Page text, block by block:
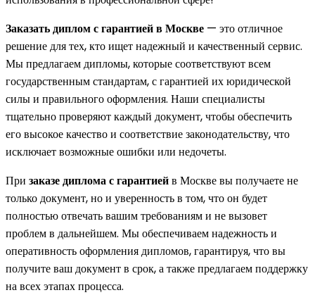
Заказать диплом с гарантией в Москве — это отличное
решение для тех, кто ищет надежный и качественный сервис.
Мы предлагаем дипломы, которые соответствуют всем
государственным стандартам, с гарантией их юридической
силы и правильного оформления. Наши специалисты
тщательно проверяют каждый документ, чтобы обеспечить
его высокое качество и соответствие законодательству, что
исключает возможные ошибки или недочеты.
При заказе диплома с гарантиейв Москве вы получаете не
только документ, но и уверенность в том, что он будет
полностью отвечать вашим требованиям и не вызовет
проблем в дальнейшем. Мы обеспечиваем надежность и
оперативность оформления дипломов, гарантируя, что вы
получите ваш документ в срок, а также предлагаем поддержку
на всех этапах процесса.